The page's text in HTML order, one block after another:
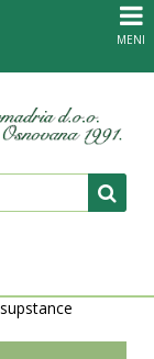
MENI